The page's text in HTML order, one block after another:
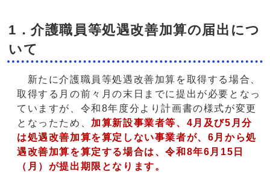
1．介護職員等処遇改善加算の届出につ
いて
新たに介護職員等処遇改善加算を取得する場合、
取得する月の前々月の末日までに提出が必要となっ
ていますが、令和8年度分より計画書の様式が変更
となったため、 加算新設事業者等、4月及び5月分
は処遇改善加算を算定しない事業者が、6月から処
遇改善加算を算定する場合は、令和8年6月15日
（月）が提出期限となります。